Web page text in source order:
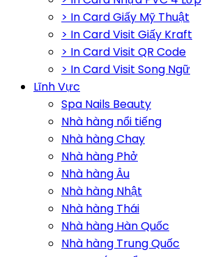
> In Card Giấy Mỹ Thuật
> In Card Visit Giấy Kraft
> In Card Visit QR Code
> In Card Visit Song Ngữ
Lĩnh Vực
Spa Nails Beauty
Nhà hàng nổi tiếng
Nhà hàng Chay
Nhà hàng Phở
Nhà hàng Âu
Nhà hàng Nhật
Nhà hàng Thái
Nhà hàng Hàn Quốc
Nhà hàng Trung Quốc